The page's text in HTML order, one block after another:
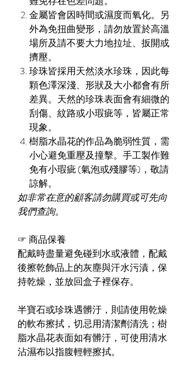
金屬皆會因時間或濕度而氧化。另
外為免扭曲變形，請勿放置於高溫
場所及請不要大力地拉址、扳開或
擠壓。
珍珠皆採用天然淡水珍珠，因此每
顆色澤深淺、形狀及大小都會有所
差異。天然的珍珠表面會有細微的
刮傷、紋路或小瑕疵等，皆屬正常
現象。
樹脂水晶花的作品為脆弱性質，需
小心避免重壓及撞擊。手工製作難
免有小瑕疵 (氣泡或殘膠等)，敬請
諒解。
如非常在意的顧客請勿購買或可先向
我們查詢。
☞商品保養
配戴時盡量避免碰到水或液體，配戴
後擦乾飾品上的灰塵與汗水污漬，保
持乾燥，並放回盒子裡保存。
半寶石或珍珠遇髒汙，則請使用乾燥
的軟布擦拭，切忌用清潔劑清洗；樹
脂水晶花表面如有髒汙，可使用清水
沾濕布以指腹輕輕擦拭。